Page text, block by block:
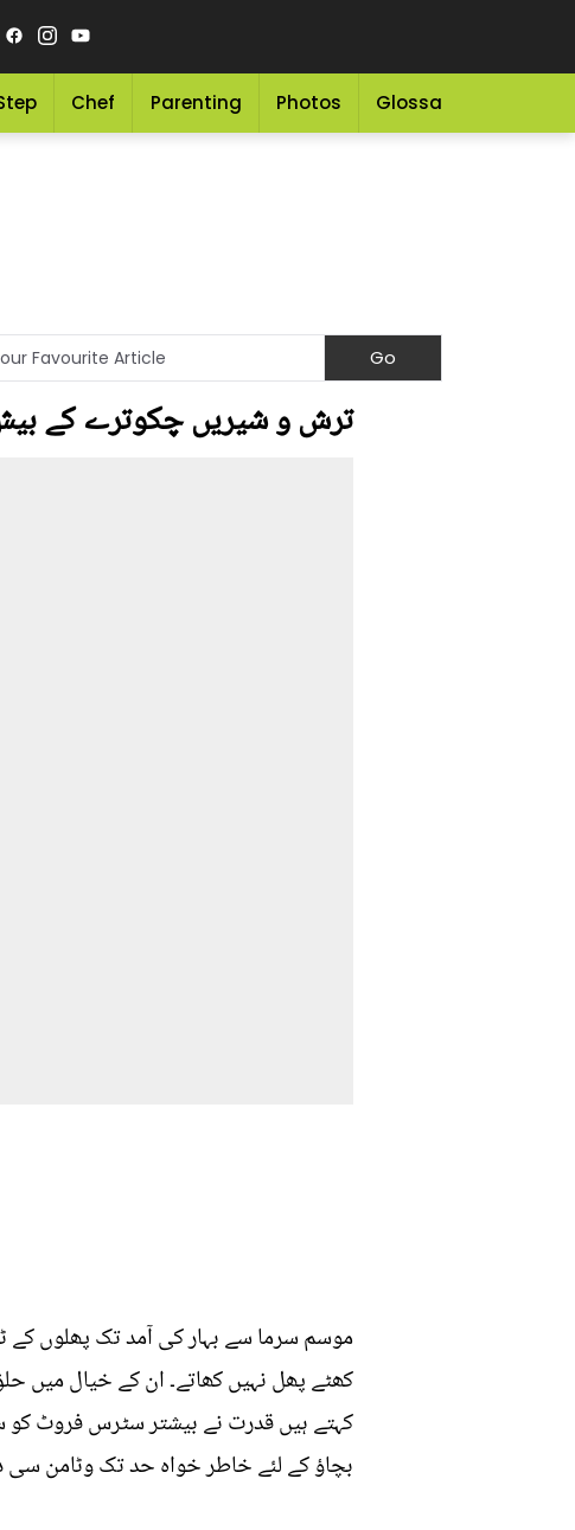
Chef Parenting Photos Glossary
ترش و شیریں چکوترے کے
موسم سرما سے بہار کی آمد تک پھلوں کے
کھٹے پھل نہیں کھاتے۔ ان کے خیال میں
کہتے ہیں قدرت نے بیشتر سٹرس فروٹ
بچاؤ کے لئے خاطر خواہ حد تک وٹامن سی